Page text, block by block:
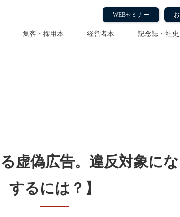
集客・採用本 経営者本 記念誌・社史
WEBセミナー
虚偽広告。違反対象に
するには？】